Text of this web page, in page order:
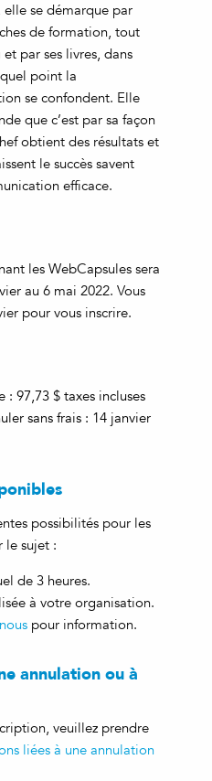
elle se démarque par
de formation, tout
par ses livres, dans
point la
se confondent. Elle
que c’est par sa façon
obtient des résultats et
le succès savent
efficace.
les WebCapsules sera
au 6 mai 2022. Vous
pour vous inscrire.
: 97,73 $ taxes incluses
sans frais : 14 janvier
possibilités pour les
le sujet :
de 3 heures.
à votre organisation.
pour information.
annulation ou à
veuillez prendre
liées à une annulation